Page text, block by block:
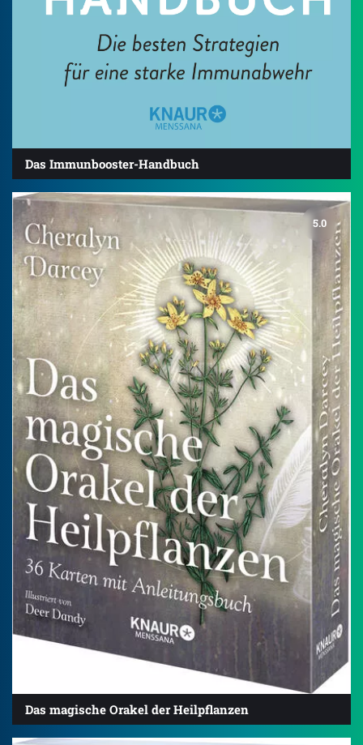
Das Immunbooster-Handbuch
5.0
Das magische Orakel der Heilpflanzen